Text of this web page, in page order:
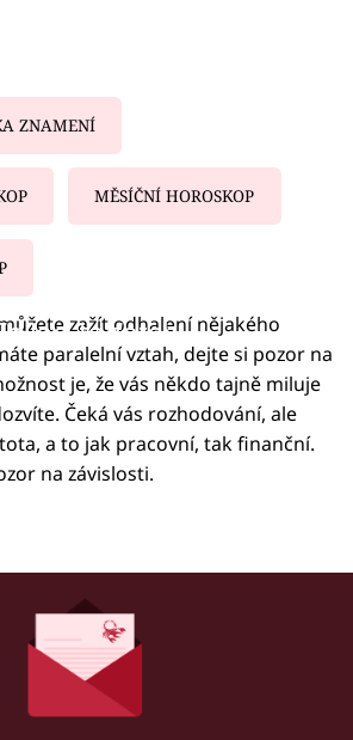
ZNAMENÍ
MĚSÍČNÍ HOROSKOP
Failed to fetch
zažít odhalení nějakého
paralelní vztah, dejte si pozor na
je, že vás někdo tajně miluje
Čeká vás rozhodování, ale
a to jak pracovní, tak finanční.
na závislosti.